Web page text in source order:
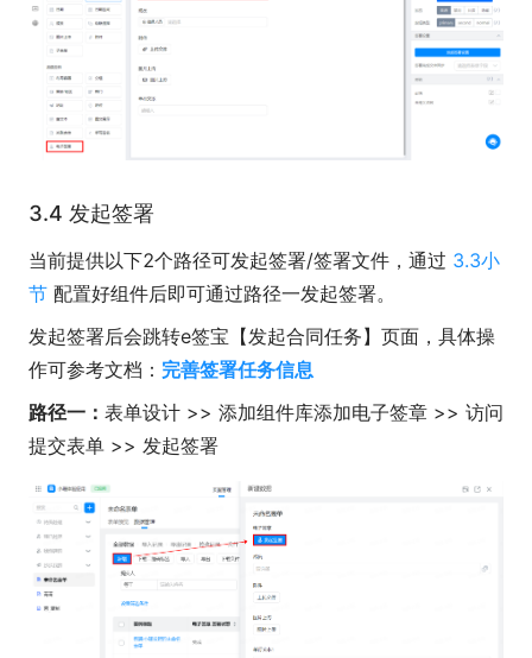
3.4 发起签署
当前提供以下2个路径可发起签署/签署文件，通过 3.3小
节 配置好组件后即可通过路径一发起签署。
发起签署后会跳转e签宝【发起合同任务】页面，具体操
作可参考文档： 完善签署任务信息
路径一： 表单设计 >> 添加组件库添加电子签章 >> 访问
提交表单 >> 发起签署